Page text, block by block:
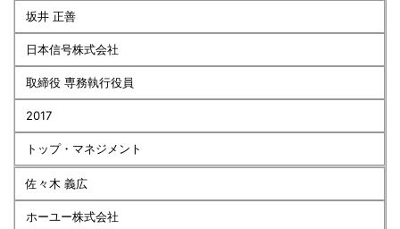
坂井 正善
日本信号株式会社
取締役 専務執行役員
2017
トップ・マネジメント
佐々木 義広
ホーユー株式会社